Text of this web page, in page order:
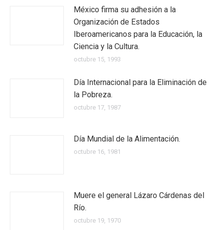
México firma su adhesión a la
Organización de Estados
Iberoamericanos para la Educación, la
Ciencia y la Cultura.
octubre 15, 1993
Día Internacional para la Eliminación de
la Pobreza.
octubre 17, 1987
Día Mundial de la Alimentación.
octubre 16, 1981
Muere el general Lázaro Cárdenas del
Río.
octubre 19, 1970